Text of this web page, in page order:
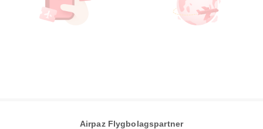
Airpaz Flygbolagspartner